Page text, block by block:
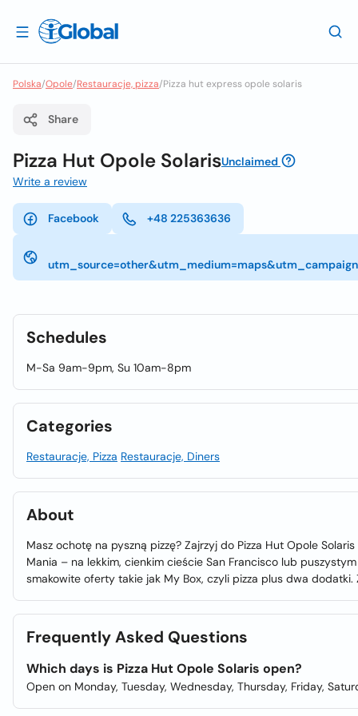
Polska/Opole/Restauracje, pizza/Pizza hut express opole solaris
Share
Pizza Hut Opole SolarisUnclaimed
Write a review
Facebook +48 225363636
Schedules
M-Sa 9am-9pm, Su 10am-8pm
Categories
Restauracje, Pizza Restauracje, Diners
About
Masz ochotę na pyszną pizzę? Zajrzyj do Pizza Hut Opole
Mania – na lekkim, cienkim cieście San Francisco lub
smakowite oferty takie jak My Box, czyli pizza plus dwa
Frequently Asked Questions
Which days is Pizza Hut Opole Solaris open?
Open on Monday, Tuesday, Wednesday, Thursday, Friday,